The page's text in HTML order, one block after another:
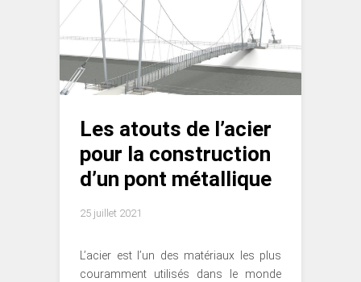
Les atouts de l’acier
pour la construction
d’un pont métallique
25 juillet 2021
L’acier est l’un des matériaux les plus
couramment utilisés dans le monde